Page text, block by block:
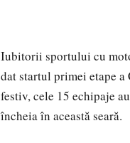
Iubitorii sportului cu
dat startul primei etape
festiv, cele 15 echipaje
încheia în această seară.